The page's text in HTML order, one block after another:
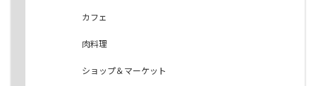
カフェ
肉料理
ショップ＆マーケット